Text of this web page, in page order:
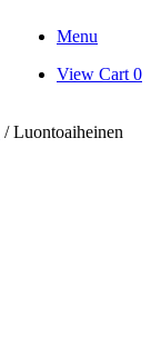
Menu
View
View Cart 0
/ Luontoaiheinen